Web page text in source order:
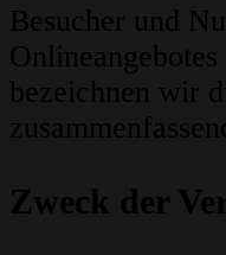
Besucher und
bezeichnen wir
Zweck der